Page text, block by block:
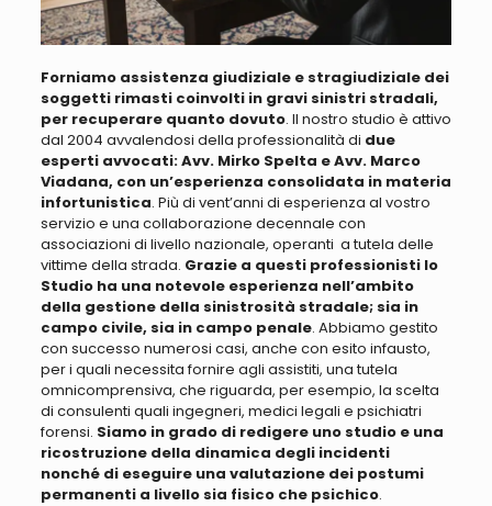
Forniamo assistenza giudiziale e stragiudiziale dei
soggetti rimasti coinvolti in gravi sinistri stradali,
per recuperare quanto dovuto. Il nostro studio è attivo
dal 2004 avvalendosi della professionalità di due
esperti avvocati: Avv. Mirko Spelta e Avv. Marco
Viadana, con un’esperienza consolidata in materia
infortunistica. Più di vent’anni di esperienza al vostro
servizio e una collaborazione decennale con
associazioni di livello nazionale, operanti a tutela delle
vittime della strada. Grazie a questi professionisti lo
Studio ha una notevole esperienza nell’ambito
della gestione della sinistrosità stradale; sia in
campo civile, sia in campo penale. Abbiamo gestito
con successo numerosi casi, anche con esito infausto,
per i quali necessita fornire agli assistiti, una tutela
omnicomprensiva, che riguarda, per esempio, la scelta
di consulenti quali ingegneri, medici legali e psichiatri
forensi. Siamo in grado di redigere uno studio e una
ricostruzione della dinamica degli incidenti
nonché di eseguire una valutazione dei postumi
permanenti a livello sia fisico che psichico.